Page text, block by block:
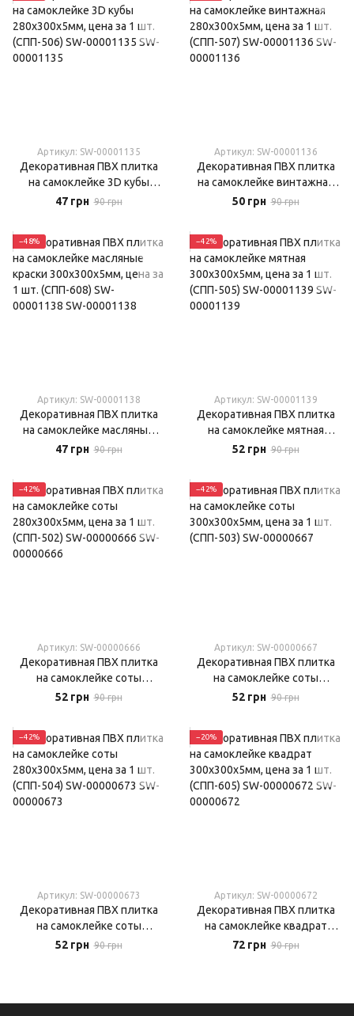
Артикул: SW-00001135
Декоративная ПВХ плитка
на самоклейке 3D кубы
280х300х5мм, цена за 1 шт.
47 грн 90 грн
Артикул: SW-00001136
Декоративная ПВХ плитка
на самоклейке винтажная
280х300х5мм, цена за 1 шт.
50 грн 90 грн
−48%
Артикул: SW-00001138
Декоративная ПВХ плитка
на самоклейке масляные
краски 300х300х5мм, цена за
47 грн 90 грн
−42%
Артикул: SW-00001139
Декоративная ПВХ плитка
на самоклейке мятная
300х300х5мм, цена за 1 шт.
52 грн 90 грн
−42%
Артикул: SW-00000666
Декоративная ПВХ плитка
на самоклейке соты
280х300х5мм, цена за 1 шт.
52 грн 90 грн
−42%
Артикул: SW-00000667
Декоративная ПВХ плитка
на самоклейке соты
300х300х5мм, цена за 1 шт.
52 грн 90 грн
−42%
Артикул: SW-00000673
Декоративная ПВХ плитка
на самоклейке соты
280х300х5мм, цена за 1 шт.
52 грн 90 грн
−20%
Артикул: SW-00000672
Декоративная ПВХ плитка
на самоклейке квадрат
300х300х5мм, цена за 1 шт.
72 грн 90 грн